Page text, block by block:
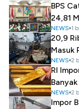
BPS
24,81
NEWS 1
20,9
Masuk
NEWS 2
RI
NEWS 2
Impor